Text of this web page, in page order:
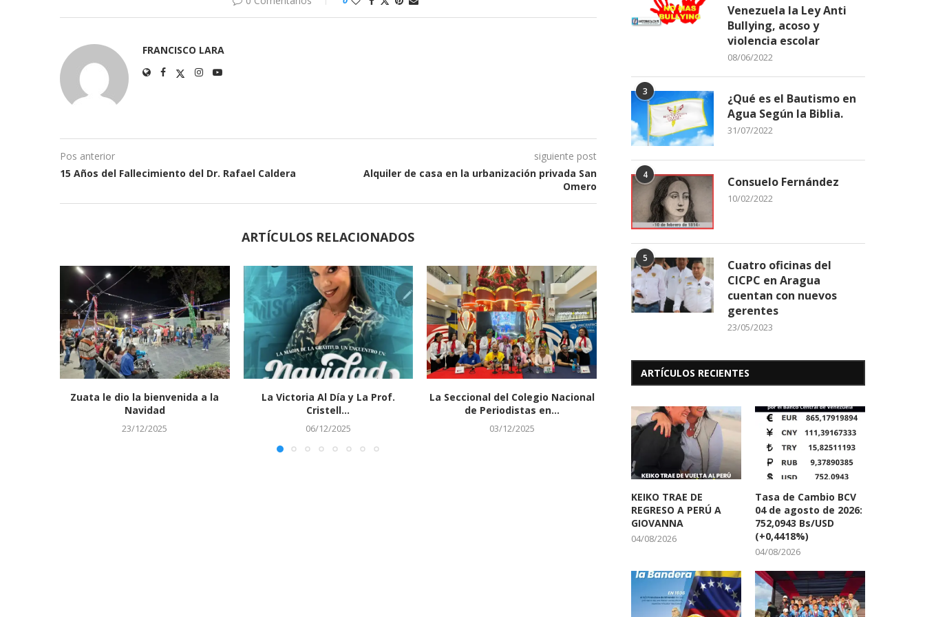
FRANCISCO LARA
Pos anterior
15 Años del Fallecimiento del Dr. Rafael Caldera
siguiente post
Alquiler de casa en la urbanización privada San
Omero
ARTÍCULOS RELACIONADOS
Zuata le dio la bienvenida a la
Navidad
23/12/2025
La Victoria Al Día y La Prof.
Cristell...
06/12/2025
La Seccional del Colegio Nacional
de Periodistas en...
03/12/2025
Contaminación Ambiental
07/11/2025
Victoria y sus...
30/09/2025
Venezuela la Ley Anti
Bullying, acoso y
violencia escolar
08/06/2022
3
¿Qué es el Bautismo en
Agua Según la Biblia.
31/07/2022
4 Consuelo Fernández
10/02/2022
5
Cuatro oficinas del
CICPC en Aragua
cuentan con nuevos
gerentes
23/05/2023
ARTÍCULOS RECIENTES
KEIKO TRAE DE
REGRESO A PERÚ A
GIOVANNA
04/08/2026
Tasa de Cambio BCV
04 de agosto de 2026:
752,0943 Bs/USD
(+0,4418%)
04/08/2026